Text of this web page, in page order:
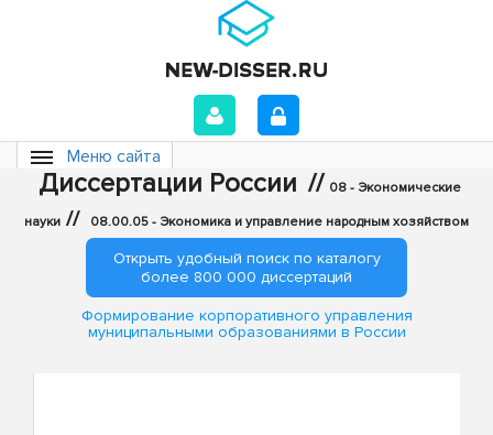
Меню сайта
Диссертации России // 08 - Экономические
науки // 08.00.05 - Экономика и управление народным хозяйством
Открыть удобный поиск по каталогу
более 800 000 диссертаций
Формирование корпоративного управления
муниципальными образованиями в России